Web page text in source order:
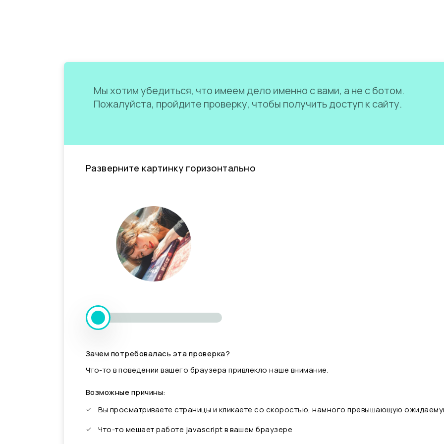
Мы хотим убедиться, что имеем дело именно с вами, а не с ботом.
Пожалуйста, пройдите проверку, чтобы получить доступ к сайту.
Разверните картинку горизонтально
Зачем потребовалась эта проверка?
Что-то в поведении вашего браузера привлекло наше внимание.
Возможные причины:
Вы просматриваете страницы и кликаете со скоростью, намного превышающую
Что-то мешает работе javascript в вашем браузере